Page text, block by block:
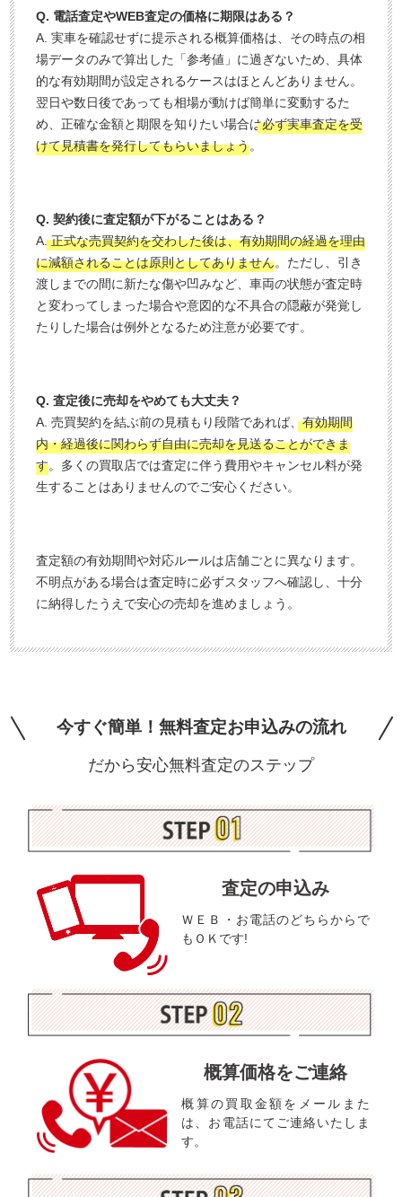
Q. 電話査定やWEB査定の価格に期限はある？
A. 実車を確認せずに提示される概算価格は、その時点の相
場データのみで算出した「参考値」に過ぎないため、具体
的な有効期間が設定されるケースはほとんどありません。
翌日や数日後であっても相場が動けば簡単に変動するた
め、正確な金額と期限を知りたい場合は必ず実車査定を受
けて見積書を発行してもらいましょう。
Q. 契約後に査定額が下がることはある？
A.正式な売買契約を交わした後は、有効期間の経過を理由
に減額されることは原則としてありません。ただし、引き
渡しまでの間に新たな傷や凹みなど、車両の状態が査定時
と変わってしまった場合や意図的な不具合の隠蔽が発覚し
たりした場合は例外となるため注意が必要です。
Q. 査定後に売却をやめても大丈夫？
A. 売買契約を結ぶ前の見積もり段階であれば、有効期間
内・経過後に関わらず自由に売却を見送ることができま
す。多くの買取店では査定に伴う費用やキャンセル料が発
生することはありませんのでご安心ください。
査定額の有効期間や対応ルールは店舗ごとに異なります。
不明点がある場合は査定時に必ずスタッフへ確認し、十分
に納得したうえで安心の売却を進めましょう。
今すぐ簡単！無料査定お申込みの流れ
だから安心無料査定のステップ
査定の申込み
ＷＥＢ・お電話のどちらからで
もＯＫです!
概算価格をご連絡
概算の買取金額をメールまた
は、お電話にてご連絡いたしま
す。